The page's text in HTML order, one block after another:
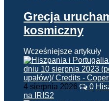
Grecja
kosmiczny
Wcześniejsze artykuły
4 sierpnia 2026 0
na IRIS2